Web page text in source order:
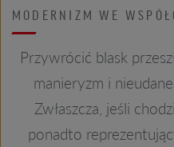
MODERNIZM WE
Przywrócić blask
manieryzm i
Zwłaszcza, jeśli
ponadto